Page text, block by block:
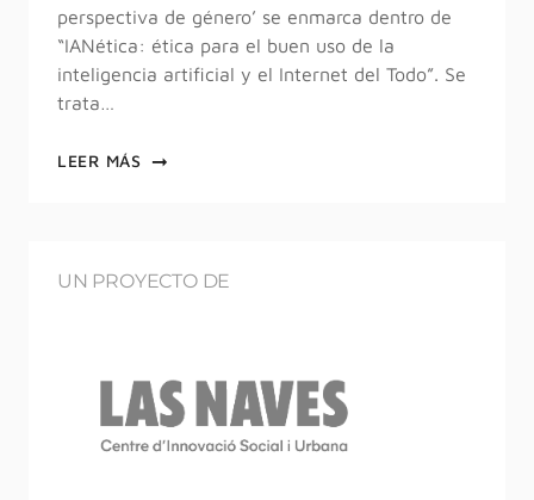
perspectiva de género’ se enmarca dentro de
“IANética: ética para el buen uso de la
inteligencia artificial y el Internet del Todo”. Se
trata…
LEER MÁS
UN PROYECTO DE